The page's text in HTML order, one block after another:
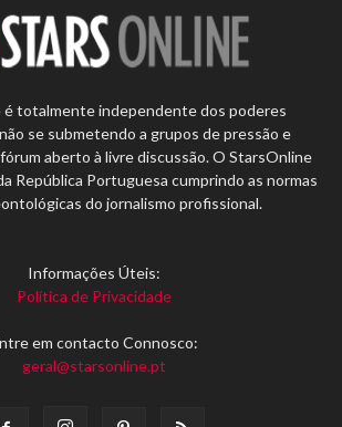
é totalmente independente dos poderes
se submetendo a grupos de pressão e
aberto à livre discussão. O StarsOnline
República Portuguesa cumprindo as normas
do jornalismo profissional.
Informações Úteis:
Política de Privacidade
em contacto Connosco:
geral@starsonline.pt